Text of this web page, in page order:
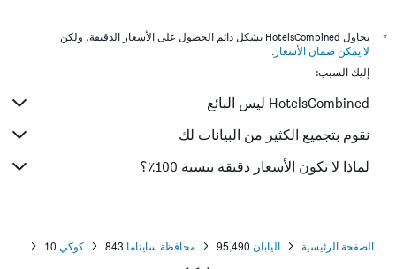
*
يحاول HotelsCombined بشكل دائم الحصول على الأسعار الدقيقة، ولكن
لا يمكن ضمان الأسعار .
إليك السبب:
HotelsCombined ليس البائع
نقوم بتجميع الكثير من البيانات لك
لماذا لا تكون الأسعار دقيقة بنسبة 100٪؟
الصفحة الرئيسية اليابان 95,490 محافظة سايتاما 843 كوكي 10